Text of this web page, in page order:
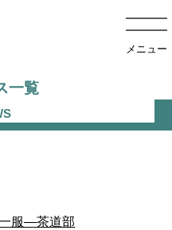
メニュー
一覧
一服―茶道部